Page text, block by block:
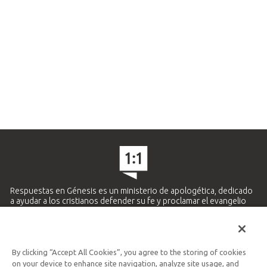
Respuestas en Génesis es un ministerio de apologética, dedicado
a ayudar a los cristianos defender su fe y proclamar el evangelio
Ministerio Hispano y Latinoamericano
By clicking “Accept All Cookies”, you agree to the storing of cookies
on your device to enhance site navigation, analyze site usage, and